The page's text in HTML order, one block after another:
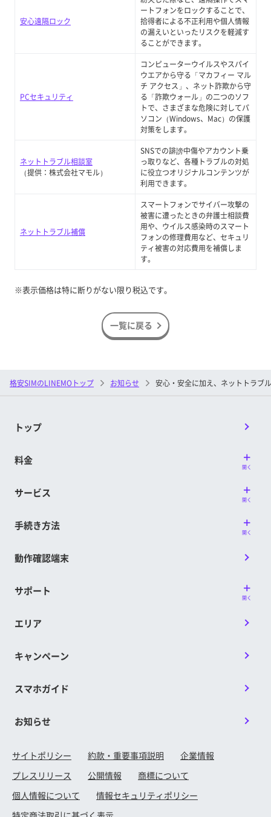
安心遠隔ロック
ートフォンをロックすることで、
拾得者による不正利用や個人情報
の漏えいといったリスクを軽減す
ることができます。
PCセキュリティ
コンピューターウイルスやスパイ
ウエアから守る「マカフィー マル
チ アクセス」、ネット詐欺から守
る「詐欺ウォール」の二つのソフ
トで、さまざまな危険に対してパ
ソコン（Windows、Mac）の保護
対策をします。
ネットトラブル相談室
（提供：株式会社マモル）
SNSでの誹謗中傷やアカウント乗
っ取りなど、各種トラブルの対処
に役立つオリジナルコンテンツが
利用できます。
ネットトラブル補償
スマートフォンでサイバー攻撃の
被害に遭ったときの弁護士相談費
用や、ウイルス感染時のスマート
フォンの修理費用など、セキュリ
ティ被害の対応費用を補償しま
す。
※表示価格は特に断りがない限り税込です。
一覧に戻る
格安SIMのLINEMOトップ お知らせ 安心・安全に加え、ネットトラブ
トップ
料金
開く
サービス
開く
手続き方法
開く
動作確認端末
サポート
開く
エリア
キャンペーン
スマホガイド
お知らせ
サイトポリシー 約款・重要事項説明
企業情報
プレスリリース
公開情報
商標について
個人情報について
情報セキュリティポリシー